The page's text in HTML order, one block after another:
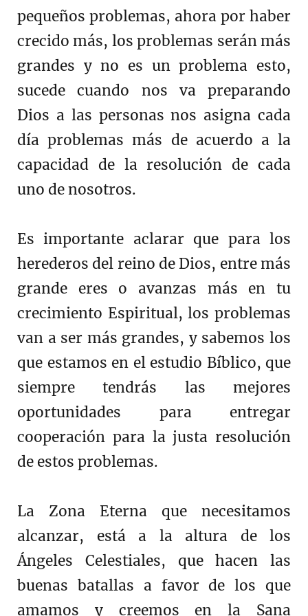
pequeños problemas, ahora por haber
crecido más, los problemas serán más
grandes y no es un problema esto,
sucede cuando nos va preparando
Dios a las personas nos asigna cada
día problemas más de acuerdo a la
capacidad de la resolución de cada
uno de nosotros.
Es importante aclarar que para los
herederos del reino de Dios, entre más
grande eres o avanzas más en tu
crecimiento Espiritual, los problemas
van a ser más grandes, y sabemos los
que estamos en el estudio Bíblico, que
siempre tendrás las mejores
oportunidades para entregar
cooperación para la justa resolución
de estos problemas.
La Zona Eterna que necesitamos
alcanzar, está a la altura de los
Ángeles Celestiales, que hacen las
buenas batallas a favor de los que
amamos y creemos en la Sana